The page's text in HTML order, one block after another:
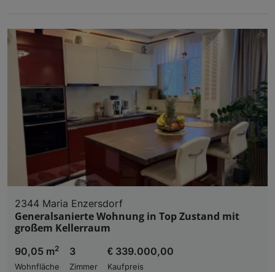
2344 Maria Enzersdorf
Generalsanierte Wohnung in Top Zustand mit
großem Kellerraum
90,05 m2
Wohnfläche
3
Zimmer
€ 339.000,00
Kaufpreis